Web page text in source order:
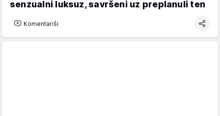
senzualni luksuz, savršeni uz preplanuli ten
Komentariši